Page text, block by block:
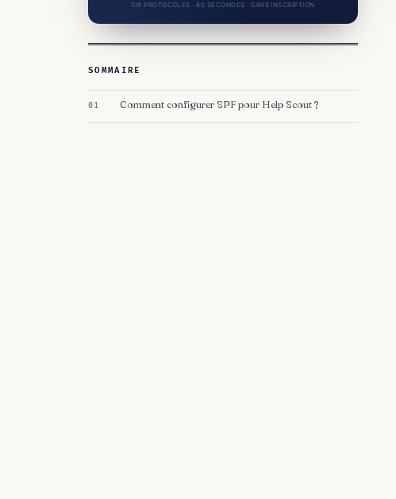
SIX PROTOCOLES · 60 SECONDES · SANS INSCRIPTION
SOMMAIRE
Comment configurer SPF pour Help Scout ?